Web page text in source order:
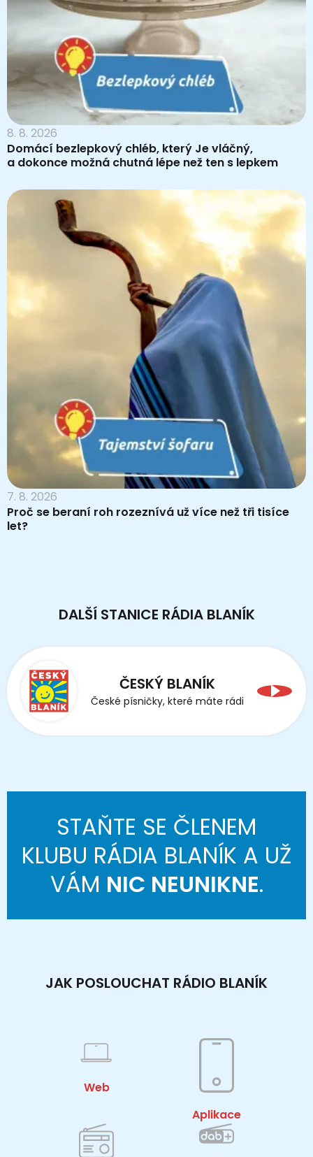
8. 8. 2026
Domácí bezlepkový chléb, který Je vláčný,
a dokonce možná chutná lépe než ten s lepkem
7. 8. 2026
Proč se beraní roh rozeznívá už více než tři tisíce
let?
DALŠÍ STANICE RÁDIA BLANÍK
ČESKÝ BLANÍK
České písničky, které máte rádi
STAŇTE SE ČLENEM
KLUBU RÁDIA BLANÍK A UŽ
VÁM NIC NEUNIKNE.
JAK POSLOUCHAT RÁDIO BLANÍK
Web
Aplikace